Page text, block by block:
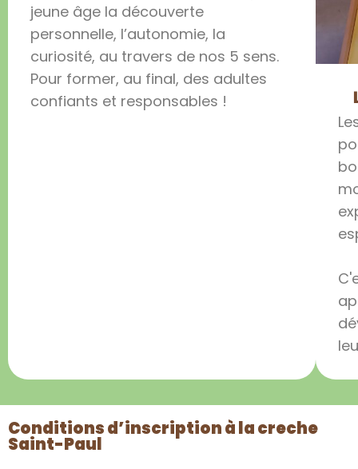
jeune âge la découverte
personnelle, l’autonomie, la
curiosité, au travers de nos 5 sens.
Pour former, au final, des adultes
confiants et responsables !
Conditions d’inscription à la creche
Saint-Paul